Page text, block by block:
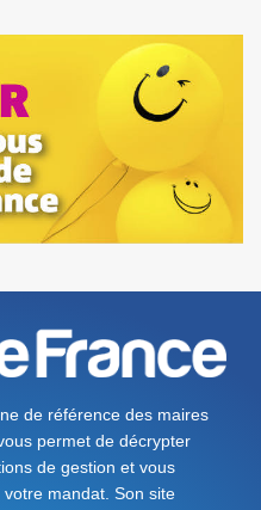
de référence des maires
permet de décrypter
de gestion et vous
mandat. Son site